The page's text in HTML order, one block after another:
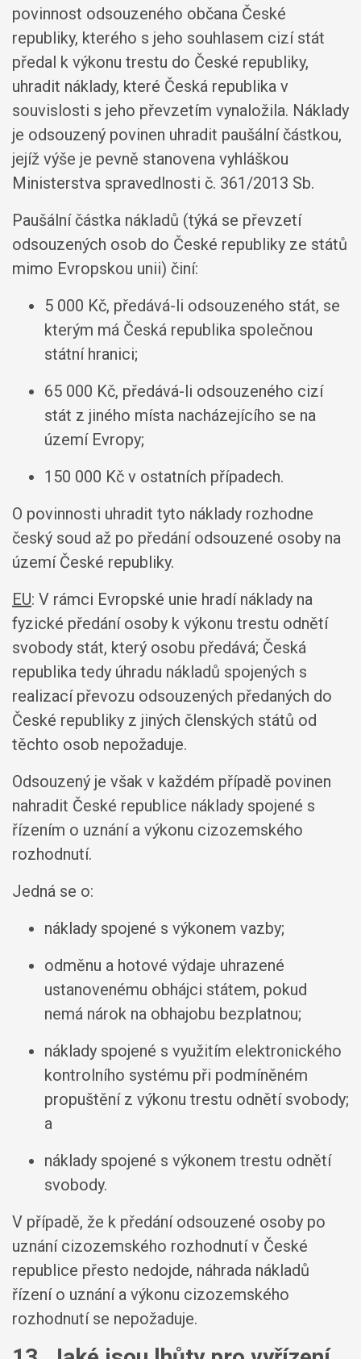
povinnost odsouzeného občana České
republiky, kterého s jeho souhlasem cizí stát
předal k výkonu trestu do České republiky,
uhradit náklady, které Česká republika v
souvislosti s jeho převzetím vynaložila. Náklady
je odsouzený povinen uhradit paušální částkou,
jejíž výše je pevně stanovena vyhláškou
Ministerstva spravedlnosti č. 361/2013 Sb.
Paušální částka nákladů (týká se převzetí
odsouzených osob do České republiky ze států
mimo Evropskou unii) činí:
5 000 Kč, předává-li odsouzeného stát, se
kterým má Česká republika společnou
státní hranici;
65 000 Kč, předává-li odsouzeného cizí
stát z jiného místa nacházejícího se na
území Evropy;
150 000 Kč v ostatních případech.
O povinnosti uhradit tyto náklady rozhodne
český soud až po předání odsouzené osoby na
území České republiky.
EU: V rámci Evropské unie hradí náklady na
fyzické předání osoby k výkonu trestu odnětí
svobody stát, který osobu předává; Česká
republika tedy úhradu nákladů spojených s
realizací převozu odsouzených předaných do
České republiky z jiných členských států od
těchto osob nepožaduje.
Odsouzený je však v každém případě povinen
nahradit České republice náklady spojené s
řízením o uznání a výkonu cizozemského
rozhodnutí.
Jedná se o:
náklady spojené s výkonem vazby;
odměnu a hotové výdaje uhrazené
ustanovenému obhájci státem, pokud
nemá nárok na obhajobu bezplatnou;
náklady spojené s využitím elektronického
kontrolního systému při podmíněném
propuštění z výkonu trestu odnětí svobody;
a
náklady spojené s výkonem trestu odnětí
svobody.
V případě, že k předání odsouzené osoby po
uznání cizozemského rozhodnutí v České
republice přesto nedojde, náhrada nákladů
řízení o uznání a výkonu cizozemského
rozhodnutí se nepožaduje.